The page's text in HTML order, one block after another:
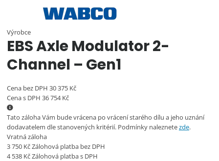
Výrobce
EBS Axle Modulator 2-
Channel – Gen1
Cena bez DPH 30 375 Kč
Cena s DPH 36 754Kč
Tato záloha Vám bude vrácena po vrácení starého dílu a jeho uznání
dodavatelem dle stanovených kritérií. Podmínky naleznetezde.
Vratná záloha
3 750 KčZálohová platba bez DPH
4 538 KčZálohová platba s DPH